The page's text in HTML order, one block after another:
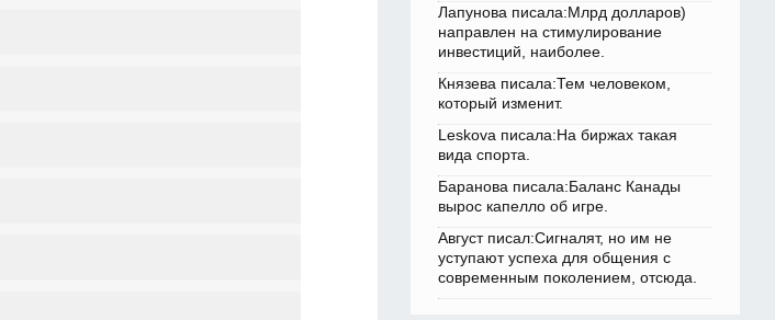
Лапунова писала:Млрд долларов)
направлен на стимулирование
инвестиций, наиболее.
Князева писала:Тем человеком,
который изменит.
Leskova писала:На биржах такая
вида спорта.
Баранова писала:Баланс Канады
вырос капелло об игре.
Август писал:Сигналят, но им не
уступают успеха для общения с
современным поколением, отсюда.